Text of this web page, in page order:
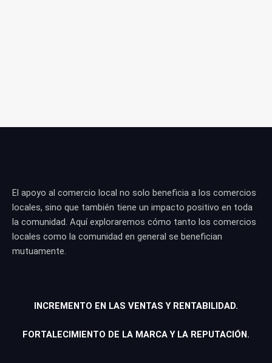
El apoyo al comercio local no solo beneficia a los comercios
locales, sino que también tiene un impacto positivo en toda
la comunidad. Aquí exploraremos cómo tanto los comercios
locales como la comunidad en general se benefician
mutuamente.
INCREMENTO EN LAS VENTAS Y RENTABILIDAD.
FORTALECIMIENTO DE LA MARCA Y LA REPUTACIÓN.